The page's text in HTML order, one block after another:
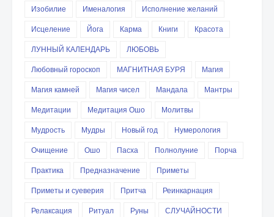
Изобилие
Именалогия
Исполнение желаний
Исцеление
Йога Карма Книги
Красота
ЛУННЫЙ КАЛЕНДАРЬ
ЛЮБОВЬ
Любовный гороскоп
МАГНИТНАЯ БУРЯ
Магия
Магия камней
Магия чисел Мандала
Мантры
Медитации
Медитация Ошо
Молитвы
Мудрость
Мудры Новый год
Нумерология
Очищение
Ошо Пасха Полнолуние
Порча
Практика
Предназначение
Приметы
Приметы и суеверия
Притча
Реинкарнация
Релаксация
Ритуал Руны
СЛУЧАЙНОСТИ